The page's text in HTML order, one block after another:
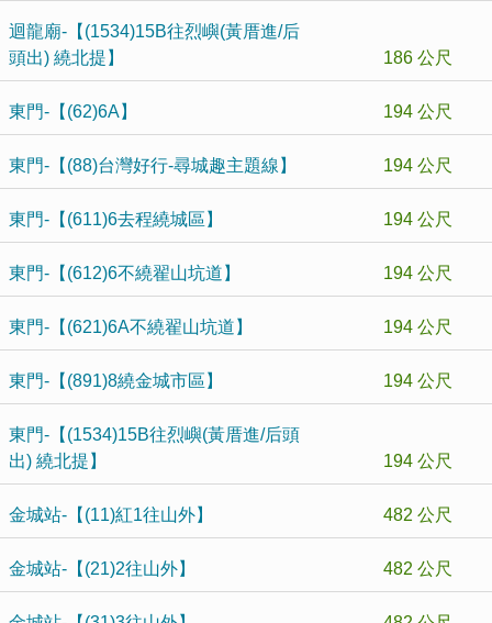
迴龍廟-【(1534)15B往烈嶼(黃厝進/后
頭出) 繞北提】
186 公尺
東門-【(62)6A】 194 公尺
東門-【(88)台灣好行-尋城趣主題線】 194 公尺
東門-【(611)6去程繞城區】 194 公尺
東門-【(612)6不繞翟山坑道】 194 公尺
東門-【(621)6A不繞翟山坑道】 194 公尺
東門-【(891)8繞金城市區】 194 公尺
東門-【(1534)15B往烈嶼(黃厝進/后頭
出) 繞北提】
194 公尺
金城站-【(11)紅1往山外】 482 公尺
金城站-【(21)2往山外】 482 公尺